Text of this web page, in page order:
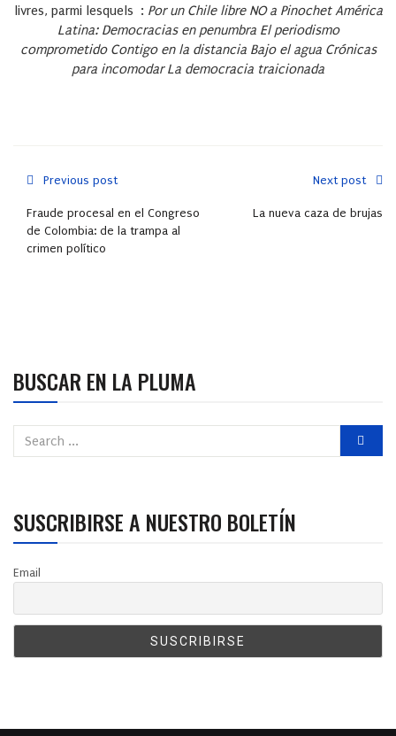
livres, parmi lesquels : Por un Chile libre NO a Pinochet América
Latina: Democracias en penumbra El periodismo
comprometido Contigo en la distancia Bajo el agua Crónicas
para incomodar La democracia traicionada
Previous post
Fraude procesal en el Congreso
de Colombia: de la trampa al
crimen político
Next post
La nueva caza de brujas
BUSCAR EN LA PLUMA
SUSCRIBIRSE A NUESTRO BOLETÍN
Email